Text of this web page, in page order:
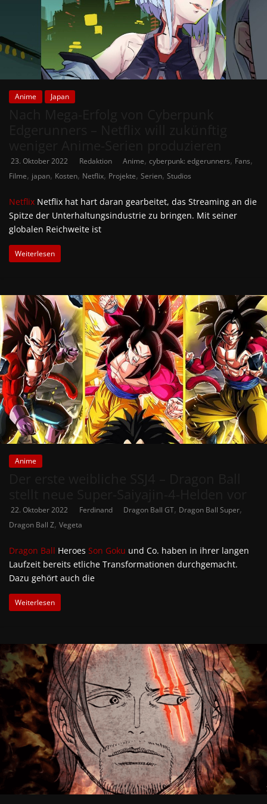
Anime Japan
23. Oktober 2022 Redaktion Anime, cyberpunk: edgerunners, Fans,
Filme, japan, Kosten, Netflix, Projekte, Serien, Studios
Netflix Netflix hat hart daran gearbeitet, das Streaming an die
Spitze der Unterhaltungsindustrie zu bringen. Mit seiner
globalen Reichweite ist
Weiterlesen
Anime
22. Oktober 2022 Ferdinand Dragon Ball GT, Dragon Ball Super,
Dragon Ball Z, Vegeta
Dragon Ball Heroes Son Goku und Co. haben in ihrer langen
Laufzeit bereits etliche Transformationen durchgemacht.
Dazu gehört auch die
Weiterlesen